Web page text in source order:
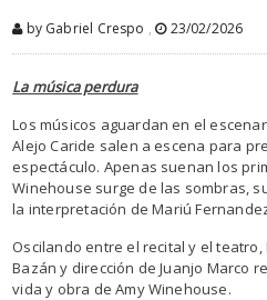
by Gabriel Crespo , 23/02/2026
La música perdura
Los músicos aguardan en el
Alejo Caride salen a escena para
espectáculo. Apenas suenan los
Winehouse surge de las sombras,
la interpretación de Mariú
Oscilando entre el recital y el
Bazán y dirección de Juanjo Marco
vida y obra de Amy Winehouse.